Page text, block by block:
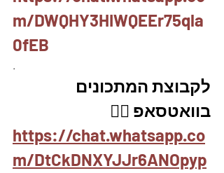
m/DWQHY3HIWQEEr75qla
0fEB
.
לקבוצת המתכונים
בוואטסאפ 👇🏽
https://chat.whatsapp.co
m/DtCkDNXYJJr6ANOpyp